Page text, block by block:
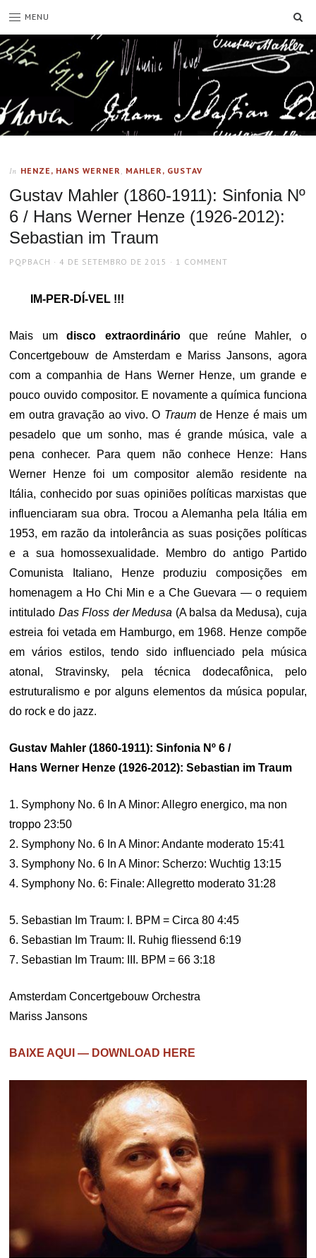
MENU
In HENZE, HANS WERNER, MAHLER, GUSTAV
Gustav Mahler (1860-1911): Sinfonia Nº
6 / Hans Werner Henze (1926-2012):
Sebastian im Traum
AUTHOR
PQPBACH
POSTED
4 DE SETEMBRO DE 2015 1 COMMENT
IM-PER-DÍ-VEL !!!
Mais umdisco extraordinárioque reúne Mahler, o
Concertgebouw de Amsterdam e Mariss Jansons, agora
com a companhia de Hans Werner Henze, um grande e
pouco ouvido compositor. E novamente a química funciona
em outra gravação ao vivo. O Traumde Henze é mais um
pesadelo que um sonho, mas é grande música, vale a
pena conhecer. Para quem não conhece Henze: Hans
Werner Henze foi um compositor alemão residente na
Itália, conhecido por suas opiniões políticas marxistas que
influenciaram sua obra. Trocou a Alemanha pela Itália em
1953, em razão da intolerância as suas posições políticas
e a sua homossexualidade. Membro do antigo Partido
Comunista Italiano, Henze produziu composições em
homenagem a Ho Chi Min e a Che Guevara — o requiem
intitulado Das Floss der Medusa (A balsa da Medusa), cuja
estreia foi vetada em Hamburgo, em 1968. Henze compõe
em vários estilos, tendo sido influenciado pela música
atonal, Stravinsky, pela técnica dodecafônica, pelo
estruturalismo e por alguns elementos da música popular,
do rock e do jazz.
Gustav Mahler (1860-1911): Sinfonia Nº 6 /
Hans Werner Henze (1926-2012): Sebastian im Traum
1. Symphony No. 6 In A Minor: Allegro energico, ma non
troppo 23:50
2. Symphony No. 6 In A Minor: Andante moderato 15:41
3. Symphony No. 6 In A Minor: Scherzo: Wuchtig 13:15
4. Symphony No. 6: Finale: Allegretto moderato 31:28
5. Sebastian Im Traum: I. BPM = Circa 80 4:45
6. Sebastian Im Traum: II. Ruhig fliessend 6:19
7. Sebastian Im Traum: III. BPM = 66 3:18
Amsterdam Concertgebouw Orchestra
Mariss Jansons
BAIXE AQUI — DOWNLOAD HERE